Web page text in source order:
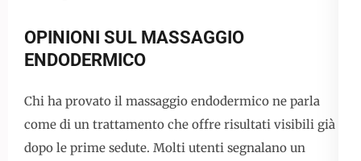
OPINIONI SUL MASSAGGIO
ENDODERMICO
Chi ha provato il massaggio endodermico ne parla
come di un trattamento che offre risultati visibili già
dopo le prime sedute. Molti utenti segnalano un